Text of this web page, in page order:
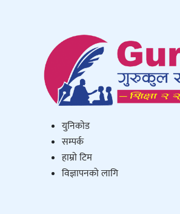
युनिकाेड
सम्पर्क
हाम्राे टिम
विज्ञापनको लागि